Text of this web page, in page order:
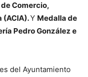
Comercio,
(ACIA).Y Medalla de
Pedro González e
del Ayuntamiento